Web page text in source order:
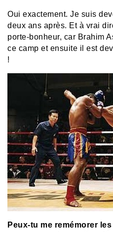
Oui exactement. Je suis
deux ans après. Et à vrai
porte-bonheur, car Brahim
ce camp et ensuite il est
!
Peux-tu me remémorer